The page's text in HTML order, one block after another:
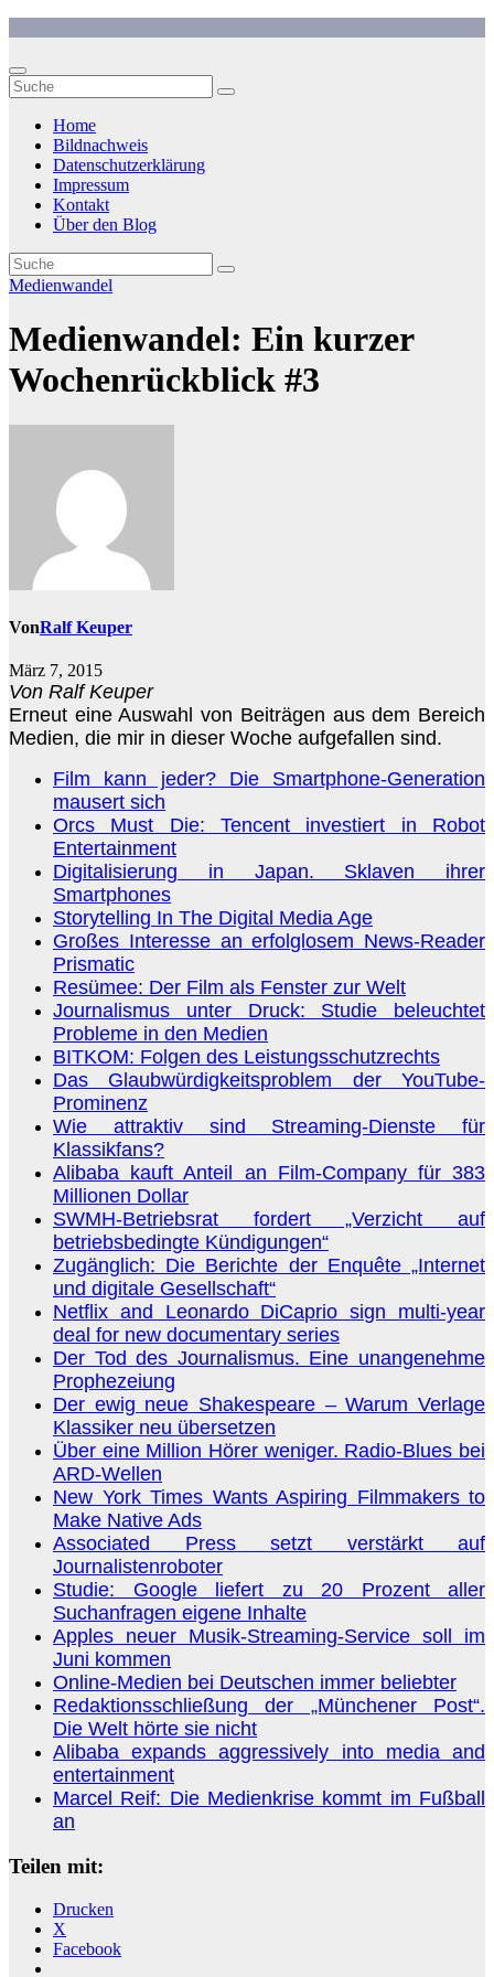
springen
Home
Bildnachweis
Datenschutzerklärung
Impressum
Kontakt
Über den Blog
Medienwandel
Medienwandel: Ein kurzer
Wochenrückblick #3
VonRalf Keuper
März 7, 2015
Von Ralf Keuper
Erneut eine Auswahl von Beiträgen aus dem Bereich
Medien, die mir in dieser Woche aufgefallen sind.
Film kann jeder? Die Smartphone-Generation
mausert sich
Orcs Must Die: Tencent investiert in Robot
Entertainment
Digitalisierung in Japan. Sklaven ihrer
Smartphones
Storytelling In The Digital Media Age
Großes Interesse an erfolglosem News-Reader
Prismatic
Resümee: Der Film als Fenster zur Welt
Journalismus unter Druck: Studie beleuchtet
Probleme in den Medien
BITKOM: Folgen des Leistungsschutzrechts
Das Glaubwürdigkeitsproblem der YouTube-
Prominenz
Wie attraktiv sind Streaming-Dienste für
Klassikfans?
Alibaba kauft Anteil an Film-Company für 383
Millionen Dollar
SWMH-Betriebsrat fordert „Verzicht auf
betriebsbedingte Kündigungen“
Zugänglich: Die Berichte der Enquête „Internet
und digitale Gesellschaft“
Netflix and Leonardo DiCaprio sign multi-year
deal for new documentary series
Der Tod des Journalismus. Eine unangenehme
Prophezeiung
Der ewig neue Shakespeare – Warum Verlage
Klassiker neu übersetzen
Über eine Million Hörer weniger. Radio-Blues bei
ARD-Wellen
New York Times Wants Aspiring Filmmakers to
Make Native Ads
Associated Press setzt verstärkt auf
Journalistenroboter
Studie: Google liefert zu 20 Prozent aller
Suchanfragen eigene Inhalte
Apples neuer Musik-Streaming-Service soll im
Juni kommen
Online-Medien bei Deutschen immer beliebter
Redaktionsschließung der „Münchener Post“.
Die Welt hörte sie nicht
Alibaba expands aggressively into media and
entertainment
Marcel Reif: Die Medienkrise kommt im Fußball
an
Teilen mit:
Drucken
X
Facebook